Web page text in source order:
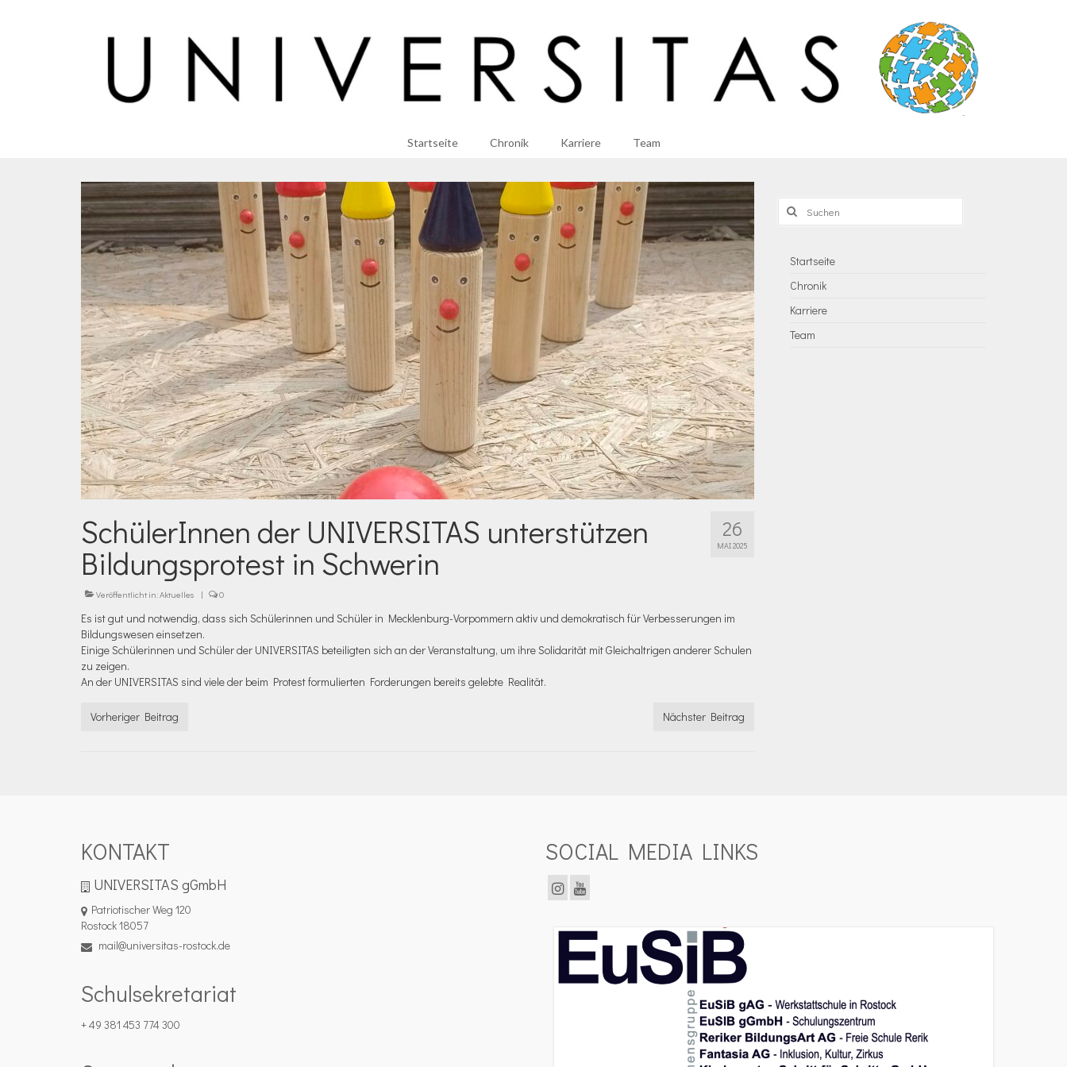
Startseite Chronik Karriere Team
26
MAI 2025
SchülerInnen der UNIVERSITAS unterstützen
Bildungsprotest in Schwerin
Veröffentlicht in:Aktuelles | 0
Es ist gut und notwendig, dass sich Schülerinnen und Schüler in Mecklenburg-Vorpommern aktiv und demokratisch für Verbesserungen im
Bildungswesen einsetzen.
Einige Schülerinnen und Schüler der UNIVERSITAS beteiligten sich an der Veranstaltung, um ihre Solidarität mit Gleichaltrigen anderer Schulen
zu zeigen.
An der UNIVERSITAS sind viele der beim Protest formulierten Forderungen bereits gelebte Realität.
Vorheriger Beitrag Nächster Beitrag
Suchen
nach:
Startseite
Chronik
Karriere
Team
KONTAKT
UNIVERSITAS gGmbH
Patriotischer Weg 120
Rostock 18057
mail@universitas-rostock.de
Schulsekretariat
+ 49 381 453 774 300
SOCIAL MEDIA LINKS